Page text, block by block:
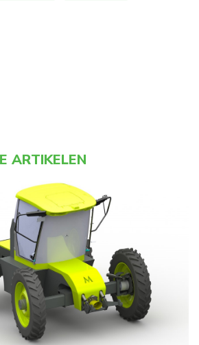
ARTIKELEN